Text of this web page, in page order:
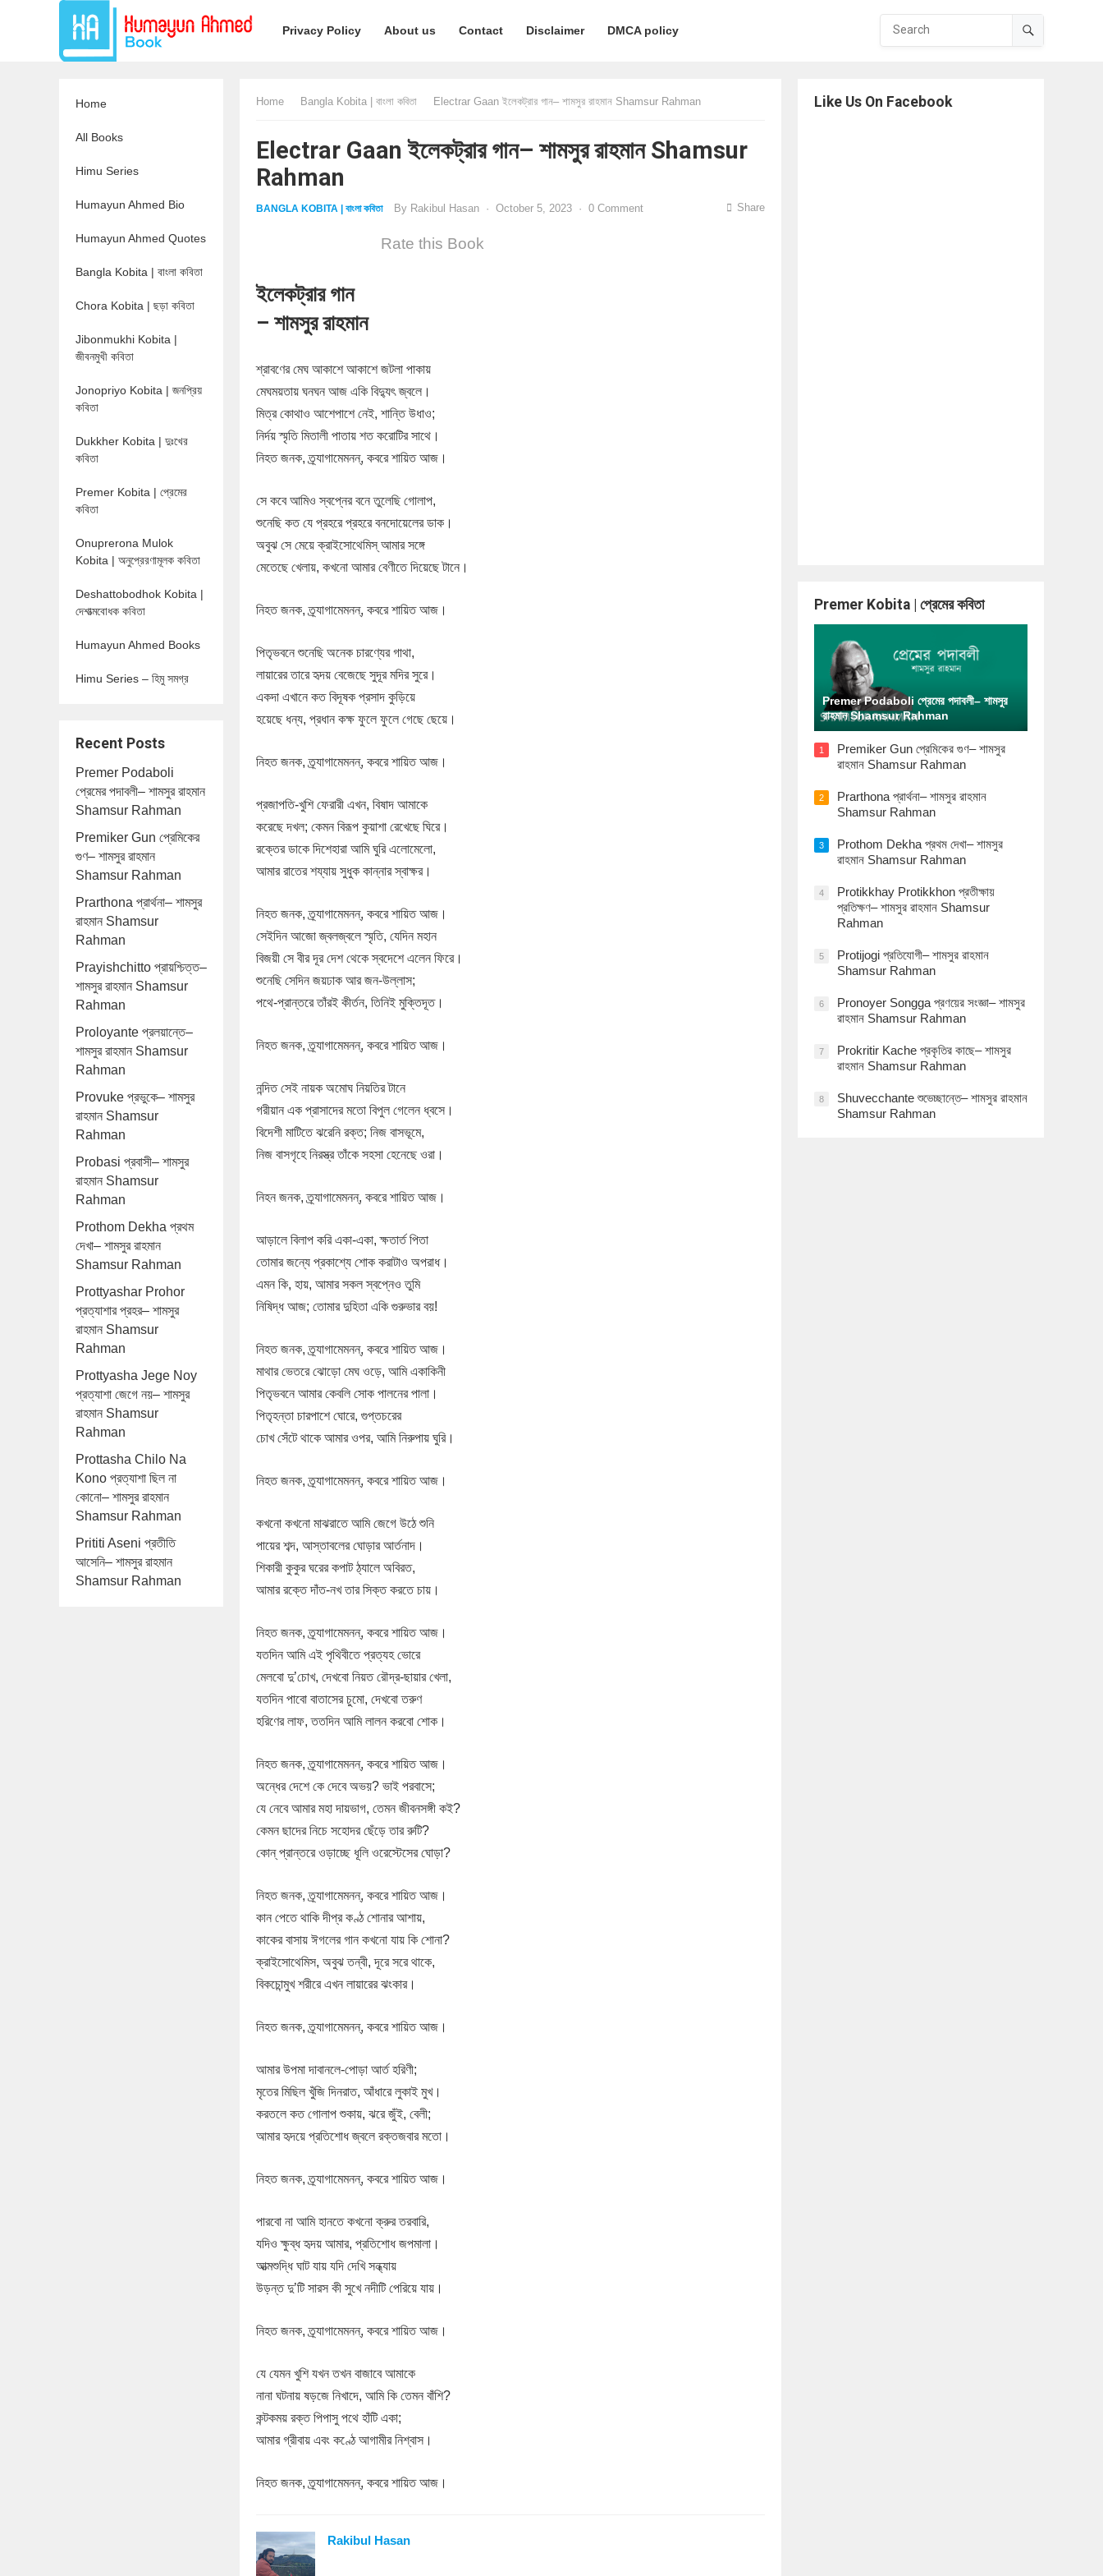
Privacy Policy About us Contact Disclaimer DMCA policy
Home
All Books
Himu Series
Humayun Ahmed Bio
Humayun Ahmed Quotes
Bangla Kobita | বাংলা কবিতা
Chora Kobita | ছড়া কবিতা
Jibonmukhi Kobita |
জীবনমুখী কবিতা
Jonopriyo Kobita | জনপ্রিয়
কবিতা
Dukkher Kobita | দুঃখের
কবিতা
Premer Kobita | প্রেমের
কবিতা
Onuprerona Mulok
Kobita | অনুপ্রেরণামূলক কবিতা
Deshattobodhok Kobita |
দেশাত্মবোধক কবিতা
Humayun Ahmed Books
Himu Series – হিমু সমগ্র
Recent Posts
Premer Podaboli
প্রেমের পদাবলী– শামসুর রাহমান
Shamsur Rahman
Premiker Gun প্রেমিকের
গুণ– শামসুর রাহমান
Shamsur Rahman
Prarthona প্রার্থনা– শামসুর
রাহমান Shamsur
Rahman
Prayishchitto প্রায়শ্চিত্ত–
শামসুর রাহমান Shamsur
Rahman
Proloyante প্রলয়ান্তে–
শামসুর রাহমান Shamsur
Rahman
Provuke প্রভুকে– শামসুর
রাহমান Shamsur
Rahman
Probasi প্রবাসী– শামসুর
রাহমান Shamsur
Rahman
Prothom Dekha প্রথম
দেখা– শামসুর রাহমান
Shamsur Rahman
Prottyashar Prohor
প্রত্যাশার প্রহর– শামসুর
রাহমান Shamsur
Rahman
Prottyasha Jege Noy
প্রত্যাশা জেগে নয়– শামসুর
রাহমান Shamsur
Rahman
Prottasha Chilo Na
Kono প্রত্যাশা ছিল না
কোনো– শামসুর রাহমান
Shamsur Rahman
Prititi Aseni প্রতীতি
আসেনি– শামসুর রাহমান
Shamsur Rahman
Home Bangla Kobita | বাংলা কবিতা Electrar Gaan ইলেকট্রার গান– শামসুর রাহমান Shamsur Rahman
Electrar Gaan ইলেকট্রার গান– শামসুর রাহমান Shamsur
Rahman
BANGLA KOBITA | বাংলা কবিতা By Rakibul Hasan · October 5, 2023 · 0 Comment Share
Rate this Book
ইলেকট্রার গান
– শামসুর রাহমান
শ্রাবণের মেঘ আকাশে আকাশে জটলা পাকায়
মেঘময়তায় ঘনঘন আজ একি বিদ্যুৎ জ্বলে।
মিত্র কোথাও আশেপাশে নেই, শান্তি উধাও;
নির্দয় স্মৃতি মিতালী পাতায় শত করোটির সাথে।
নিহত জনক, ত্র্যাগামেমনন্‌, কবরে শায়িত আজ।
সে কবে আমিও স্বপ্নের বনে তুলেছি গোলাপ,
শুনেছি কত যে প্রহরে প্রহরে বনদোয়েলের ডাক।
অবুঝ সে মেয়ে ক্রাইসোথেমিস্‌ আমার সঙ্গে
মেতেছে খেলায়, কখনো আমার বেণীতে দিয়েছে টানে।
নিহত জনক, ত্র্যাগামেমনন্‌, কবরে শায়িত আজ।
পিতৃভবনে শুনেছি অনেক চারণ্যের গাথা,
লায়ারের তারে হৃদয় বেজেছে সুদূর মদির সুরে।
একদা এখানে কত বিদূষক প্রসাদ কুড়িয়ে
হয়েছে ধন্য, প্রধান কক্ষ ফুলে ফুলে গেছে ছেয়ে।
নিহত জনক, ত্র্যাগামেমনন্‌, কবরে শায়িত আজ।
প্রজাপতি-খুশি ফেরারী এখন, বিষাদ আমাকে
করেছে দখল; কেমন বিরূপ কুয়াশা রেখেছে ঘিরে।
রক্তের ডাকে দিশেহারা আমি ঘুরি এলোমেলো,
আমার রাতের শয্যায় সুধুক কান্নার স্বাক্ষর।
নিহত জনক, ত্র্যাগামেমনন্‌, কবরে শায়িত আজ।
সেইদিন আজো জ্বলজ্বলে স্মৃতি, যেদিন মহান
বিজয়ী সে বীর দূর দেশ থেকে স্বদেশে এলেন ফিরে।
শুনেছি সেদিন জয়ঢাক আর জন-উল্লাস;
পথে-প্রান্তরে তাঁরই কীর্তন, তিনিই মুক্তিদূত।
নিহত জনক, ত্র্যাগামেমনন্‌, কবরে শায়িত আজ।
নন্দিত সেই নায়ক অমোঘ নিয়তির টানে
গরীয়ান এক প্রাসাদের মতো বিপুল গেলেন ধ্বসে।
বিদেশী মাটিতে ঝরেনি রক্ত; নিজ বাসভূমে,
নিজ বাসগৃহে নিরস্ত্র তাঁকে সহসা হেনেছে ওরা।
নিহন জনক, ত্র্যাগামেমনন্‌, কবরে শায়িত আজ।
আড়ালে বিলাপ করি একা-একা, ক্ষতার্ত পিতা
তোমার জন্যে প্রকাশ্যে শোক করাটাও অপরাধ।
এমন কি, হায়, আমার সকল স্বপ্নেও তুমি
নিষিদ্ধ আজ; তোমার দুহিতা একি গুরুভার বয়!
নিহত জনক, ত্র্যাগামেমনন্‌, কবরে শায়িত আজ।
মাথার ভেতরে ঝোড়ো মেঘ ওড়ে, আমি একাকিনী
পিতৃভবনে আমার কেবলি সোক পালনের পালা।
পিতৃহন্তা চারপাশে ঘোরে, গুপ্তচরের
চোখ সেঁটে থাকে আমার ওপর, আমি নিরুপায় ঘুরি।
নিহত জনক, ত্র্যাগামেমনন্‌, কবরে শায়িত আজ।
কখনো কখনো মাঝরাতে আমি জেগে উঠে শুনি
পায়ের শব্দ, আস্তাবলের ঘোড়ার আর্তনাদ।
শিকারী কুকুর ঘরের কপাট ঠ্যালে অবিরত,
আমার রক্তে দাঁত-নখ তার সিক্ত করতে চায়।
নিহত জনক, ত্র্যাগামেমনন্‌, কবরে শায়িত আজ।
যতদিন আমি এই পৃথিবীতে প্রত্যহ ভোরে
মেলবো দু’চোখ, দেখবো নিয়ত রৌদ্র-ছায়ার খেলা,
যতদিন পাবো বাতাসের চুমো, দেখবো তরুণ
হরিণের লাফ, ততদিন আমি লালন করবো শোক।
নিহত জনক, ত্র্যাগামেমনন্‌, কবরে শায়িত আজ।
অন্ধের দেশে কে দেবে অভয়? ভাই পরবাসে;
যে নেবে আমার মহা দায়ভাগ, তেমন জীবনসঙ্গী কই?
কেমন ছাদের নিচে সহোদর ছেঁড়ে তার রুটি?
কোন্‌ প্রান্তরে ওড়াচ্ছে ধূলি ওরেস্টেসের ঘোড়া?
নিহত জনক, ত্র্যাগামেমনন্‌, কবরে শায়িত আজ।
কান পেতে থাকি দীপ্র কণ্ঠ শোনার আশায়,
কাকের বাসায় ঈগলের গান কখনো যায় কি শোনা?
ক্রাইসোথেমিস, অবুঝ তন্বী, দূরে সরে থাকে,
বিকচোন্মুখ শরীরে এখন লায়ারের ঝংকার।
নিহত জনক, ত্র্যাগামেমনন্‌, কবরে শায়িত আজ।
আমার উপমা দাবানলে-পোড়া আর্ত হরিণী;
মৃতের মিছিল খুঁজি দিনরাত, আঁধারে লুকাই মুখ।
করতলে কত গোলাপ শুকায়, ঝরে জুঁই, বেলী;
আমার হৃদয়ে প্রতিশোধ জ্বলে রক্তজবার মতো।
নিহত জনক, ত্র্যাগামেমনন্‌, কবরে শায়িত আজ।
পারবো না আমি হানতে কখনো ক্রুর তরবারি,
যদিও ক্ষুব্ধ হৃদয় আমার, প্রতিশোধ জপমালা।
আত্মশুদ্ধি ঘাট যায় যদি দেখি সন্ধ্যায়
উড়ন্ত দু’টি সারস কী সুখে নদীটি পেরিয়ে যায়।
নিহত জনক, ত্র্যাগামেমনন্‌, কবরে শায়িত আজ।
যে যেমন খুশি যখন তখন বাজাবে আমাকে
নানা ঘটনায় ষড়জে নিখাদে, আমি কি তেমন বাঁশি?
কন্টকময় রক্ত পিপাসু পথে হাঁটি একা;
আমার গ্রীবায় এবং কণ্ঠে আগামীর নিশ্বাস।
নিহত জনক, ত্র্যাগামেমনন্‌, কবরে শায়িত আজ।
Rakibul Hasan
Like Us On Facebook
Premer Kobita | প্রেমের কবিতা
Premer Podaboli প্রেমের পদাবলী– শামসুর
রাহমান Shamsur Rahman
1
Premiker Gun প্রেমিকের গুণ– শামসুর
রাহমান Shamsur Rahman
2
Prarthona প্রার্থনা– শামসুর রাহমান
Shamsur Rahman
3
Prothom Dekha প্রথম দেখা– শামসুর
রাহমান Shamsur Rahman
4
Protikkhay Protikkhon প্রতীক্ষায়
প্রতিক্ষণ– শামসুর রাহমান Shamsur
Rahman
5
Protijogi প্রতিযোগী– শামসুর রাহমান
Shamsur Rahman
6
Pronoyer Songga প্রণয়ের সংজ্ঞা– শামসুর
রাহমান Shamsur Rahman
7
Prokritir Kache প্রকৃতির কাছে– শামসুর
রাহমান Shamsur Rahman
8
Shuvecchante শুভেচ্ছান্তে– শামসুর রাহমান
Shamsur Rahman